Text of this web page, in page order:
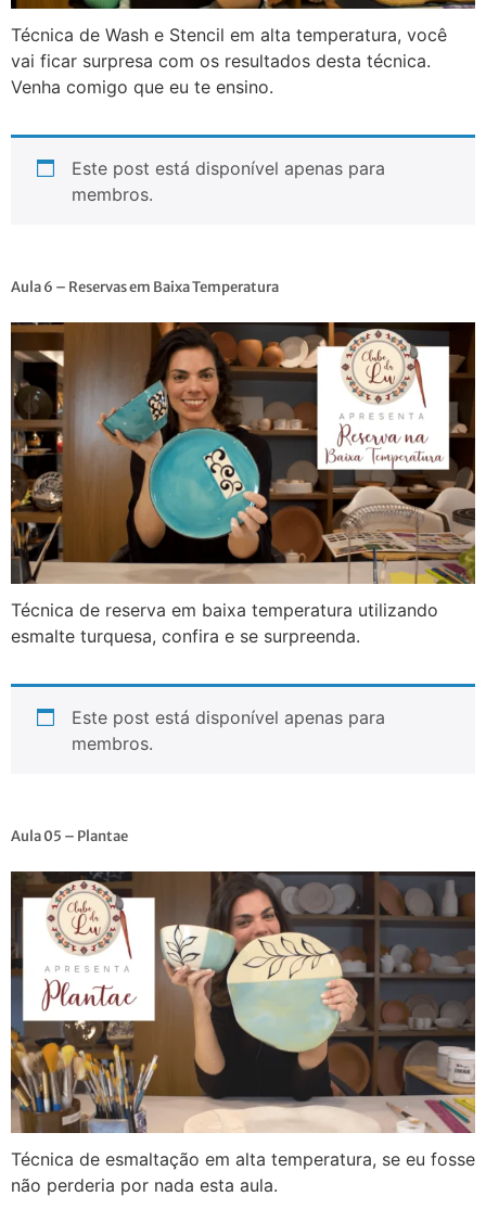
Técnica de Wash e Stencil em alta temperatura, você
vai ficar surpresa com os resultados desta técnica.
Venha comigo que eu te ensino.
Este post está disponível apenas para
membros.
Aula 6 – Reservas em Baixa Temperatura
Técnica de reserva em baixa temperatura utilizando
esmalte turquesa, confira e se surpreenda.
Este post está disponível apenas para
membros.
Aula 05 – Plantae
Técnica de esmaltação em alta temperatura, se eu fosse
não perderia por nada esta aula.